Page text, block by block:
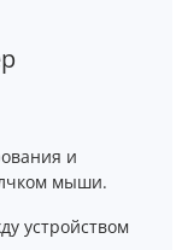
и
мыши.
устройством